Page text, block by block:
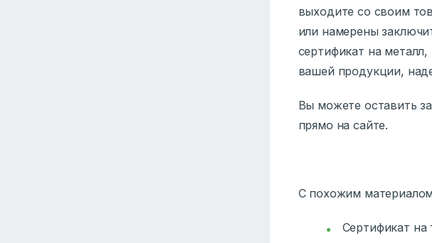
выходите со своим
или намерены
сертификат на
вашей продукции,
Вы можете оставить
прямо на сайте.
С похожим
Сертификат на